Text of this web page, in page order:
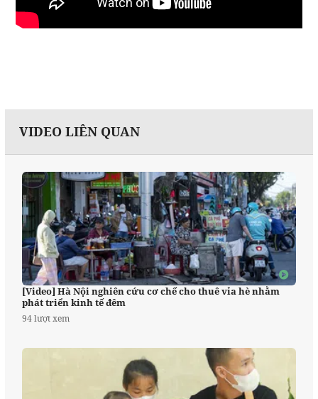
VIDEO LIÊN QUAN
[Video] Hà Nội nghiên cứu cơ chế cho thuê vỉa hè nhằm
phát triển kinh tế đêm
94 lượt xem